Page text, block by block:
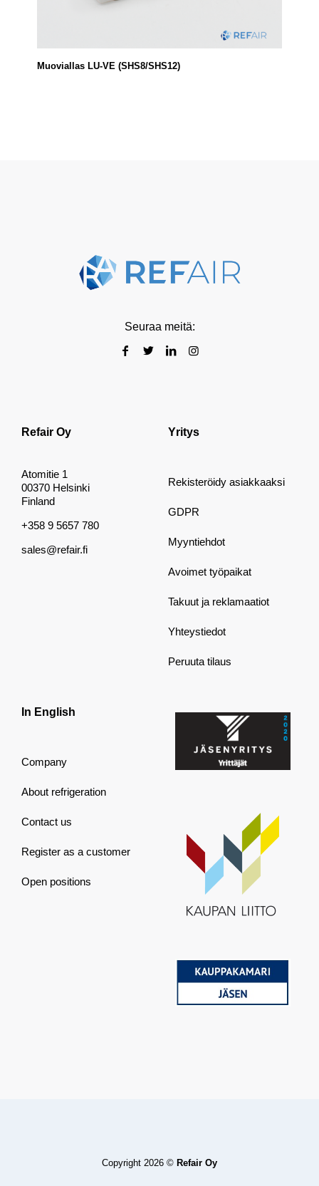
Muoviallas LU-VE (SHS8/SHS12)
Seuraa meitä:
Refair Oy
Atomitie 1
00370 Helsinki
Finland
+358 9 5657 780
sales@refair.fi
Yritys
Rekisteröidy asiakkaaksi
GDPR
Myyntiehdot
Avoimet työpaikat
Takuut ja reklamaatiot
Yhteystiedot
Peruuta tilaus
In English
Company
About refrigeration
Contact us
Register as a customer
Open positions
Copyright 2026 © Refair Oy